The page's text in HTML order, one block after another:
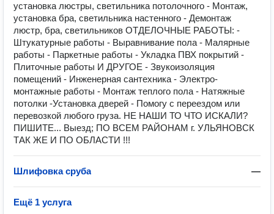
установка люстры, светильника потолочного - Монтаж,
установка бра, светильника настенного - Демонтаж
люстр, бра, светильников ОТДЕЛОЧНЫЕ РАБОТЫ: -
Штукатурные работы - Выравнивание пола - Малярные
работы - Паркетные работы - Укладка ПВХ покрытий -
Плиточные работы И ДРУГОЕ - Звукоизоляция
помещений - Инженерная сантехника - Электро-
монтажные работы - Монтаж теплого пола - Натяжные
потолки -Установка дверей - Помогy с переездом или
перевозкой любого грyза. НЕ НАШИ ТО ЧТО ИСКАЛИ?
ПИШИТЕ... Выезд; ПО ВСЕМ РАЙОНАМ г. УЛЬЯНОВСК
ТАК ЖЕ И ПО ОБЛАСТИ !!!
Шлифовка сруба —
Ещё 1 услуга